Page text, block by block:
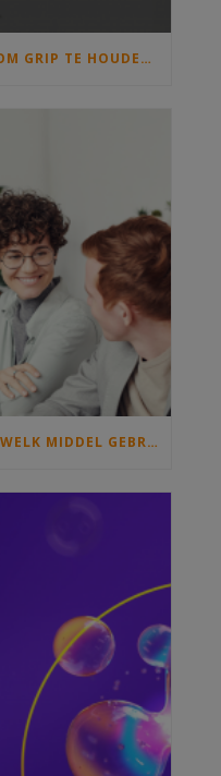
PROVISIONING: 4 OPTIES OM GRIP TE HOUDEN OP TEAMS EN SHAREPOINT
INTERNE COMMUNICATIE: WELK MIDDEL GEBRUIK JE WANNEER?